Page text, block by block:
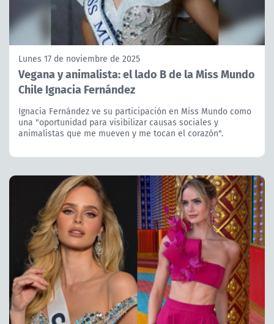
Lunes 17 de noviembre de 2025
Vegana y animalista: el lado B de la Miss Mundo
Chile Ignacia Fernández
Ignacia Fernández ve su participación en Miss Mundo como
una "oportunidad para visibilizar causas sociales y
animalistas que me mueven y me tocan el corazón".